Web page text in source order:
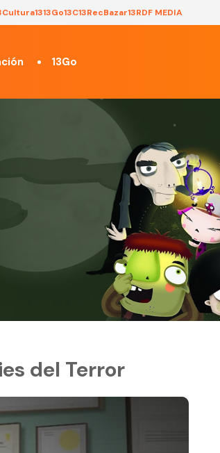
Cultura1313Go13C13RecBazar13RDF MEDIA
13Go
del Terror